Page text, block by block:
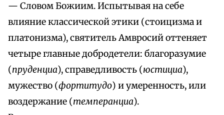
— Словом Божиим. Испытывая на себе
влияние классической этики (стоицизма и
платонизма), святитель Амвросий оттеняет
четыре главные добродетели: благоразумие
(пруденциа), справедливость (юстициа),
мужество (фортитудо) и умеренность, или
воздержание (темперанциа).